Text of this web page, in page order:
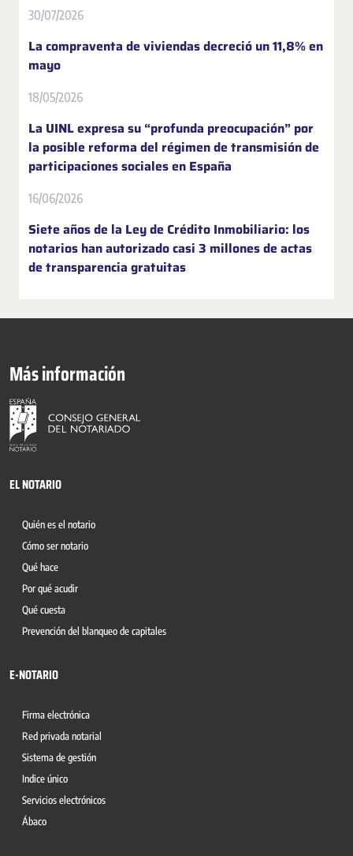
30/07/2026
La compraventa de viviendas decreció un 11,8% en
mayo
18/05/2026
La UINL expresa su “profunda preocupación” por
la posible reforma del régimen de transmisión de
participaciones sociales en España
16/06/2026
Siete años de la Ley de Crédito Inmobiliario: los
notarios han autorizado casi 3 millones de actas
de transparencia gratuitas
Más información
EL NOTARIO
Quién es el notario
Cómo ser notario
Qué hace
Por qué acudir
Qué cuesta
Prevención del blanqueo de capitales
E-NOTARIO
Firma electrónica
Red privada notarial
Sistema de gestión
Indice único
Servicios electrónicos
Ábaco